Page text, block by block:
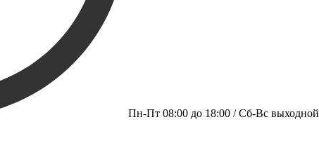
Пн-Пт 08:00 до 18:00 / Сб-Вс выходной